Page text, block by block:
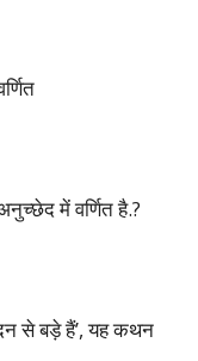
में वर्णित है.?
से बड़े हैं’, यह कथन